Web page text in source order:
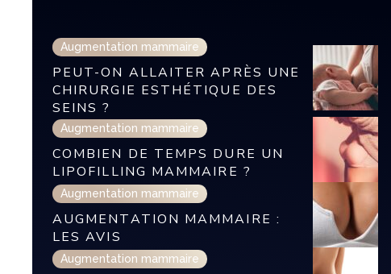
Augmentation mammaire
PEUT-ON ALLAITER APRÈS UNE
CHIRURGIE ESTHÉTIQUE DES
SEINS ?
Augmentation mammaire
COMBIEN DE TEMPS DURE UN
LIPOFILLING MAMMAIRE ?
Augmentation mammaire
AUGMENTATION MAMMAIRE :
LES AVIS
Augmentation mammaire